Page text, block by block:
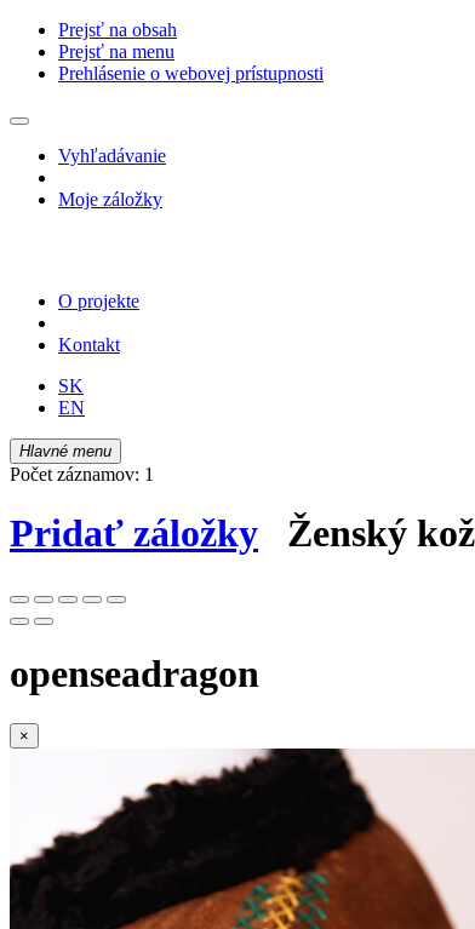
Prejsť na obsah
Prejsť na menu
Prehlásenie o webovej prístupnosti
Vyhľadávanie
Moje záložky
O projekte
Kontakt
SK
EN
Hlavné menu
Počet záznamov: 1
Pridať záložky Ženský
openseadragon
×